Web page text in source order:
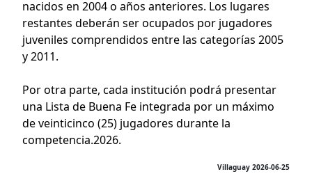
nacidos en 2004 o años anteriores. Los lugares
restantes deberán ser ocupados por jugadores
juveniles comprendidos entre las categorías 2005
y 2011.
Por otra parte, cada institución podrá presentar
una Lista de Buena Fe integrada por un máximo
de veinticinco (25) jugadores durante la
competencia.2026.
Villaguay 2026-06-25